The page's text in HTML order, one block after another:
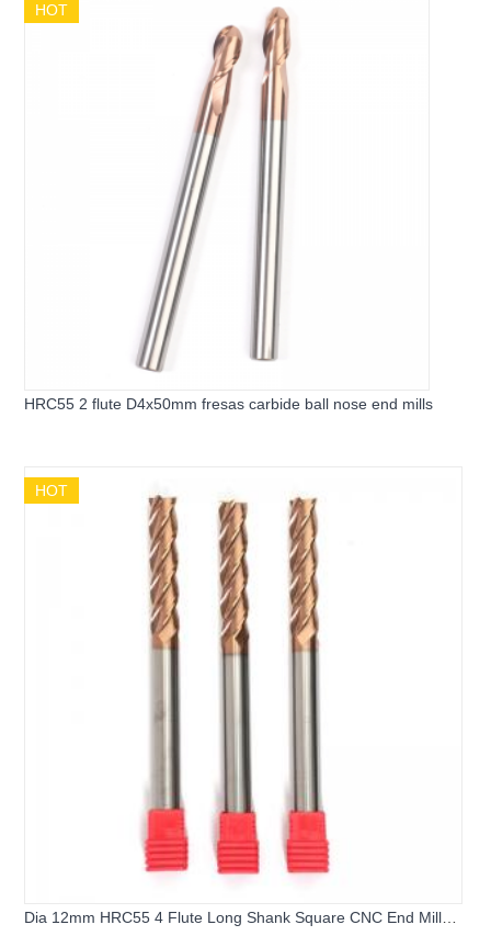
HOT
HRC55 2 flute D4x50mm fresas carbide ball nose end mills
HOT
Dia 12mm HRC55 4 Flute Long Shank Square CNC End Mill